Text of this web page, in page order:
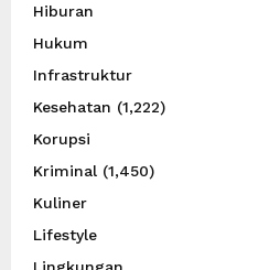
Hiburan
Hukum
Infrastruktur
Kesehatan (1,222)
Korupsi
Kriminal (1,450)
Kuliner
Lifestyle
Lingkungan